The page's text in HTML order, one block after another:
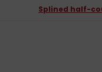
Splined half-